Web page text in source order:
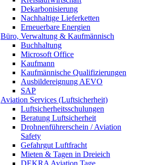
Dekarbonisierung
Nachhaltige Lieferketten
Erneuerbare Energien
Büro, Verwaltung & Kaufmännisch
Buchhaltung
Microsoft Office
Kaufmann
Kaufmännische Qualifizierungen
Ausbildereignung AEVO
SAP
Aviation Services (Luftsicherheit)
Luftsicherheitsschulungen
Beratung Luftsicherheit
Drohnenführerschein / Aviation
Safety
Gefahrgut Luftfracht
Mieten & Tagen in Dreieich
DEKRA Aviation Tage